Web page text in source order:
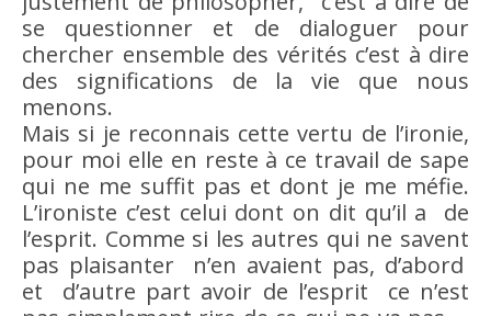
se questionner et de dialoguer pour
chercher ensemble des vérités c’est à dire
des significations de la vie que nous
menons.
Mais si je reconnais cettevertu de l’ironie,
pour moi elle en reste à ce travail de sape
qui ne me suffit pas et dont je me méfie.
L’ironiste c’est celui dont on dit qu’il a de
l’esprit. Comme si les autres qui ne savent
pas plaisanter n’en avaient pas, d’abord
et d’autre part avoir de l’esprit ce n’est